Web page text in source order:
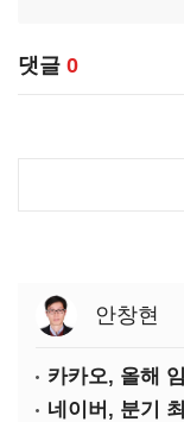
댓글 0
안창현